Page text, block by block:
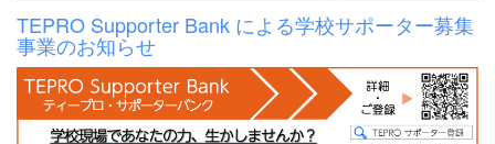
TEPRO Supporter Bank による学校サポーター募集
事業のお知らせ